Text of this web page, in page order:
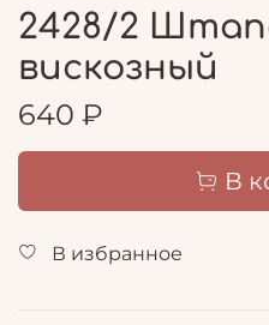
2428/2
вискозный
640 ₽
В
В избранное